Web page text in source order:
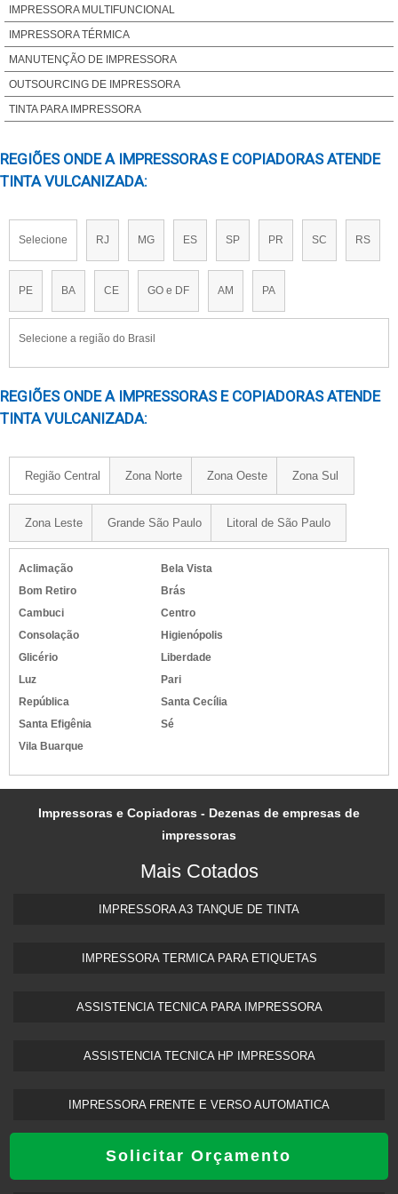
Solicitar Orçamento
COMPRAR TINTA PARA PNEU EM SP
DISTRIBUIDOR DE TINTA PARA PNEU
DISTRIBUIDOR DE TINTA PARA PNEU EM SP
FABRICANTE DE TINTA PARA PNEU
FORNECEDOR DE TINTA PARA LISTRAR PNEU
PREÇO DE TINTA PARA PNEU
PREÇO DE TINTA PARA PNEU EM SP
TINTA PARA BANDA DE ROLDAGEM
TINTA PARA IMPRESSORA INKJET
TINTA PARA MOLDE DE PNEU
TINTA PARA OFFSET PARA PNEUS
TINTA PARA PINTAR LETRAS PNEU
TINTA PARA PINTAR PNEU
TINTA PARA REFORMA DE PNEU
TINTA PARA TINGIR FIOS E CABOS
TINTA PIGMENTADA
TINTA PIGMENTADA BRANCA
TINTA PIGMENTADA IMPRESSORA
TINTA SOLVENTE PARA IMPRESSORA INDUSTRIAL
TINTA SUBLIMATICA INKTEC
IMPRESSORA MULTIFUNCIONAL
IMPRESSORA TÉRMICA
MANUTENÇÃO DE IMPRESSORA
OUTSOURCING DE IMPRESSORA
TINTA PARA IMPRESSORA
REGIÕES ONDE A IMPRESSORAS E COPIADORAS ATENDE
TINTA VULCANIZADA:
Selecione RJ MG ES SP PR SC RS
PE BA CE GO e DF AM PA
Selecione a região do Brasil
REGIÕES ONDE A IMPRESSORAS E COPIADORAS ATENDE
TINTA VULCANIZADA:
Região Central Zona Norte Zona Oeste Zona Sul
Zona Leste Grande São Paulo Litoral de São Paulo
Aclimação
Bela Vista
Bom Retiro
Brás
Cambuci
Centro
Consolação
Higienópolis
Glicério
Liberdade
Luz
Pari
República
Santa Cecília
Santa Efigênia
Sé
Vila Buarque
Impressoras e Copiadoras - Dezenas de empresas de
impressoras
Mais Cotados
IMPRESSORA A3 TANQUE DE TINTA​
IMPRESSORA TERMICA PARA ETIQUETAS​
ASSISTENCIA TECNICA PARA IMPRESSORA
ASSISTENCIA TECNICA HP IMPRESSORA​
IMPRESSORA FRENTE E VERSO AUTOMATICA
INÍCIO